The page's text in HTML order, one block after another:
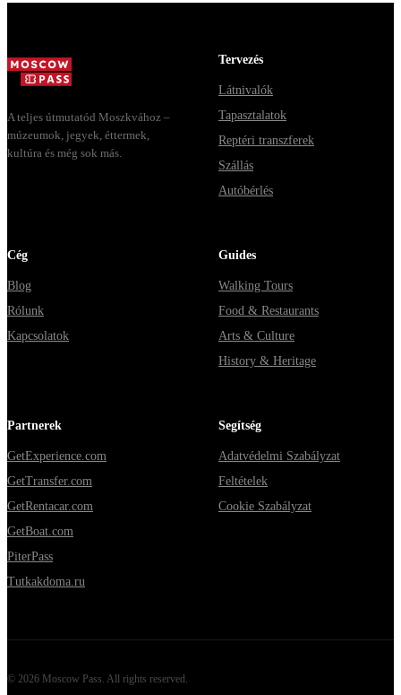
Владими...
A teljes útmutatód Moszkvához –
múzeumok, jegyek, éttermek,
kultúra és még sok más.
Tervezés
Látnivalók
Tapasztalatok
Reptéri transzferek
Szállás
Autóbérlés
Cég
Blog
Rólunk
Kapcsolatok
Guides
Walking Tours
Food & Restaurants
Arts & Culture
History & Heritage
Partnerek
GetExperience.com
GetTransfer.com
GetRentacar.com
GetBoat.com
PiterPass
Tutkakdoma.ru
Segítség
Adatvédelmi Szabályzat
Feltételek
Cookie Szabályzat
© 2026 Moscow Pass. All rights reserved.